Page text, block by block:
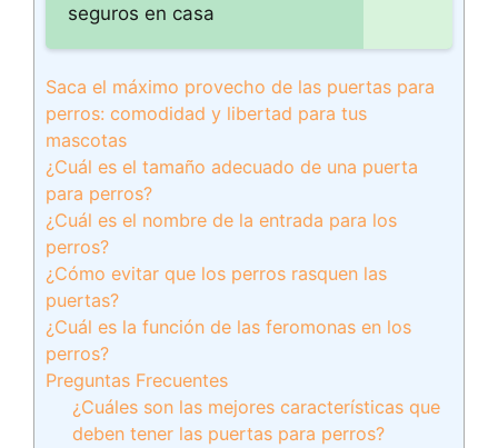
seguros en casa
Saca el máximo provecho de las puertas para
perros: comodidad y libertad para tus
mascotas
¿Cuál es el tamaño adecuado de una puerta
para perros?
¿Cuál es el nombre de la entrada para los
perros?
¿Cómo evitar que los perros rasquen las
puertas?
¿Cuál es la función de las feromonas en los
perros?
Preguntas Frecuentes
¿Cuáles son las mejores características que
deben tener las puertas para perros?